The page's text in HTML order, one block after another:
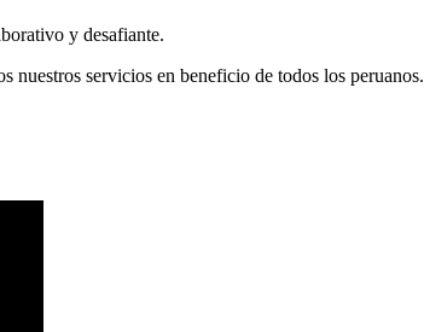
y desafiante.
nuestros servicios en beneficio de todos los peruanos.